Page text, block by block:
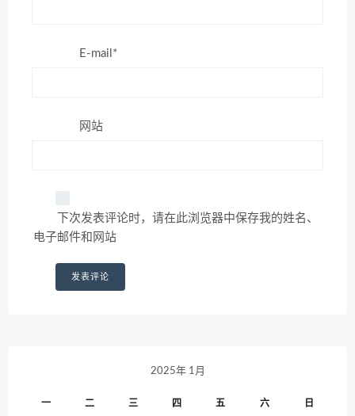
E-mail*
网站
下次发表评论时，请在此浏览器中保存我的姓名、
电子邮件和网站
2025年 1月
一 二 三 四 五 六 日